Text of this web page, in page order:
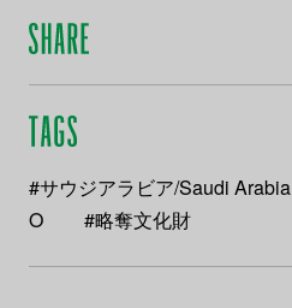
#サウジアラビア/Saudi Arabia
O
#略奪文化財